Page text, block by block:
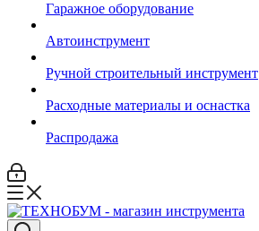
Гаражное оборудование
Автоинструмент
Ручной строительный инструмент
Расходные материалы и оснастка
Распродажа